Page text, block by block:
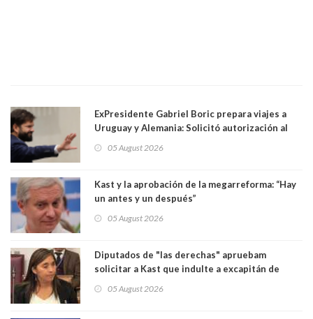
ExPresidente Gabriel Boric prepara viajes a
Uruguay y Alemania: Solicitó autorización al
05 August 2026
Kast y la aprobación de la megarreforma: “Hay
un antes y un después”
05 August 2026
Diputados de "las derechas" apruebam
solicitar a Kast que indulte a excapitán de
senadora Fabiola Campillai
05 August 2026